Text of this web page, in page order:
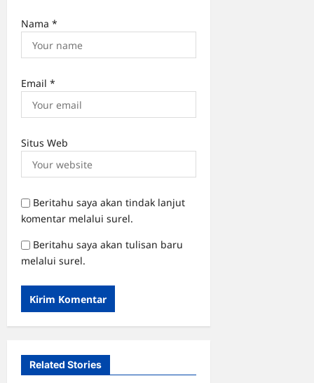
Nama *
Email *
Situs Web
Beritahu saya akan tindak lanjut
komentar melalui surel.
Beritahu saya akan tulisan baru
melalui surel.
Related Stories